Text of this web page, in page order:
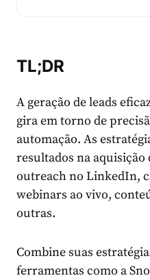
TL;DR
A geração de leads
gira em torno de
automação. As
resultados na
outreach no LinkedIn,
webinars ao vivo,
outras.
Combine suas
ferramentas como a